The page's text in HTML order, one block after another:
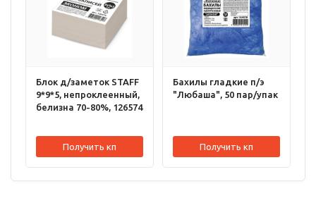
Блок д/заметок STAFF
9*9*5, непроклеенный,
белизна 70-80%, 126574
Получить кп
Бахилы гладкие п/э
"Любаша", 50 пар/упак
Получить кп